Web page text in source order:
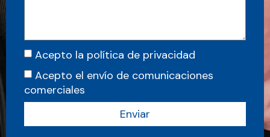
Acepto la política de privacidad
Acepto el envío de comunicaciones
comerciales
Enviar